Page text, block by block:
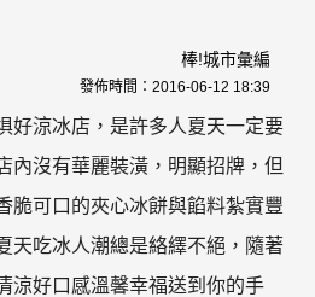
棒!城市彙編
發佈時間： 2016-06-12 18:39
好涼冰店，是許多人夏天一定要
內沒有華麗裝潢，明顯招牌，但
脆可口的夾心冰餅與餡料紮實豐
天吃冰人潮總是絡繹不絕，隨著
涼好口感溫馨幸福送到你的手